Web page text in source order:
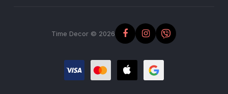
Time Decor © 2026